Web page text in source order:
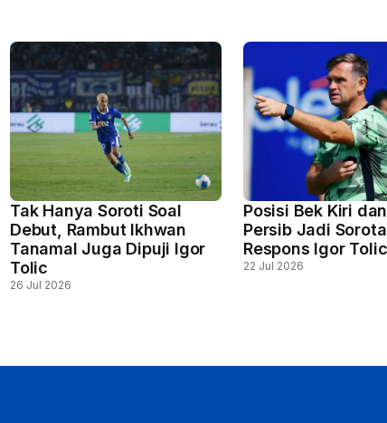
Tak Hanya Soroti Soal
Debut, Rambut Ikhwan
Tanamal Juga Dipuji Igor
Tolic
26 Jul 2026
Posisi Bek Kiri
Persib Jadi
Respons Igor Tolic
22 Jul 2026